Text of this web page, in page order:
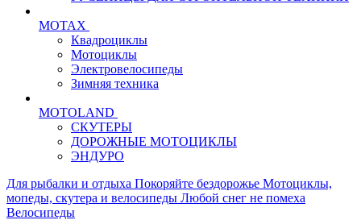
MOTAX
Квадроциклы
Мотоциклы
Электровелосипеды
Зимняя техника
MOTOLAND
СКУТЕРЫ
ДОРОЖНЫЕ МОТОЦИКЛЫ
ЭНДУРО
Для рыбалки и отдыха Покоряйте бездорожье Мотоциклы,
мопеды, скутера и велосипеды Любой снег не помеха
Велосипеды